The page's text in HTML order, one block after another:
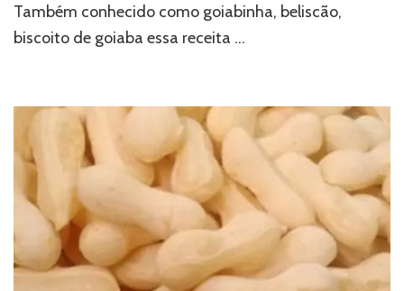
Também conhecido como goiabinha, beliscão,
biscoito de goiaba essa receita …